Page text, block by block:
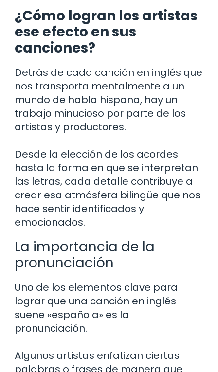
¿Cómo logran los artistas
ese efecto en sus
canciones?
Detrás de cada canción en inglés que
nos transporta mentalmente a un
mundo de habla hispana, hay un
trabajo minucioso por parte de los
artistas y productores.
Desde la elección de los acordes
hasta la forma en que se interpretan
las letras, cada detalle contribuye a
crear esa atmósfera bilingüe que nos
hace sentir identificados y
emocionados.
La importancia de la
pronunciación
Uno de los elementos clave para
lograr que una canción en inglés
suene «española» es la
pronunciación.
Algunos artistas enfatizan ciertas
palabras o frases de manera que